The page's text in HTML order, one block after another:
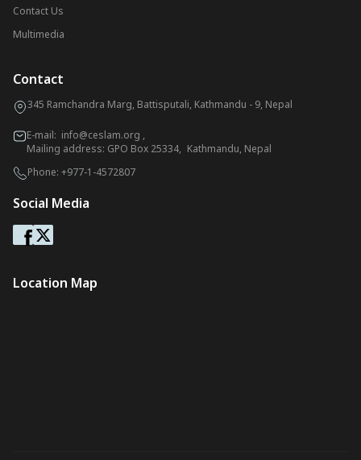
Contact Us
Multimedia
Contact
345 Ramchandra Marg, Battisputali, Kathmandu - 9, Nepal
E-mail: info@ceslam.org ,
Mailing address: GPO Box 25334, Kathmandu, Nepal
Phone: +977-1-4572807
Social Media
Location Map